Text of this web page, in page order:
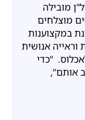
מובילה
מוצלחים
במקצוענות
אנושית
“כדי
אותם”,